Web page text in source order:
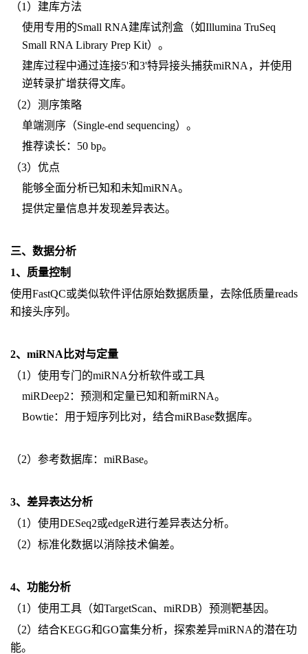
（1）建库方法
使用专用的Small RNA建库试剂盒（如Illumina TruSeq
Small RNA Library Prep Kit）。
建库过程中通过连接5'和3'特异接头捕获miRNA，并使用
逆转录扩增获得文库。
（2）测序策略
单端测序（Single-end sequencing）。
推荐读长：50 bp。
（3）优点
能够全面分析已知和未知miRNA。
提供定量信息并发现差异表达。
三、数据分析
1、质量控制
使用FastQC或类似软件评估原始数据质量，去除低质量reads
和接头序列。
2、miRNA比对与定量
（1）使用专门的miRNA分析软件或工具
miRDeep2：预测和定量已知和新miRNA。
Bowtie：用于短序列比对，结合miRBase数据库。
（2）参考数据库：miRBase。
3、差异表达分析
（1）使用DESeq2或edgeR进行差异表达分析。
（2）标准化数据以消除技术偏差。
4、功能分析
（1）使用工具（如TargetScan、miRDB）预测靶基因。
（2）结合KEGG和GO富集分析，探索差异miRNA的潜在功
能。